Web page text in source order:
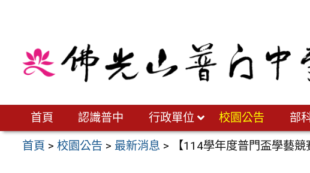
首頁 認識普中 行政單位 校園公告 部
首頁 >校園公告 > 最新消息 > 【114學年度普門盃學藝